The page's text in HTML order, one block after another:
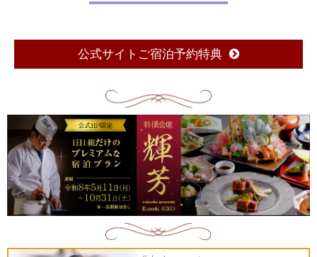
公式サイトご宿泊予約特典